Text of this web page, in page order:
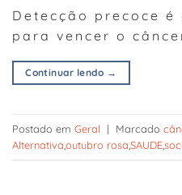
Detecção precoce é
para vencer o
Continuar lendo →
Postado em Geral | Marcado
Alternativaoutubro rosaSAUDE